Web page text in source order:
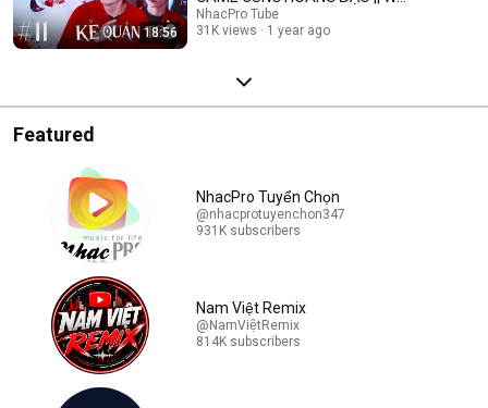
18:56
Drama 2025
NhacPro Tube
31K views
1 year ago
Featured
NhacPro Tuyển Chọn
@nhacprotuyenchon347
931K subscribers
Nam Việt Remix
@NamViệtRemix
814K subscribers